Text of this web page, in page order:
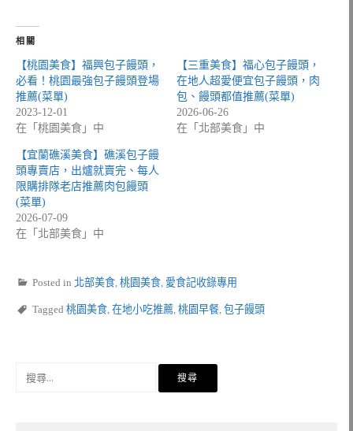
相關
【桃園美食】福興包子饅頭，
必看！桃園最強包子饅頭登場
推薦(菜單)
2023-12-01
在「桃園美食」中
【三重美食】福心包子饅頭，
在地人超愛便宜包子饅頭，肉
包、饅頭都值推薦(菜單)
2026-06-26
在「北部美食」中
【宜蘭礁溪美食】礁溪包子饅
頭專賣店，出爐就賣完、每人
限購排隊老店推薦肉包饅頭
(菜單)
2026-07-09
在「北部美食」中
Posted in 北部美食 桃園美食 愛食記收錄專用
Tagged 桃園美食 在地小吃推薦 桃園早餐 包子饅頭